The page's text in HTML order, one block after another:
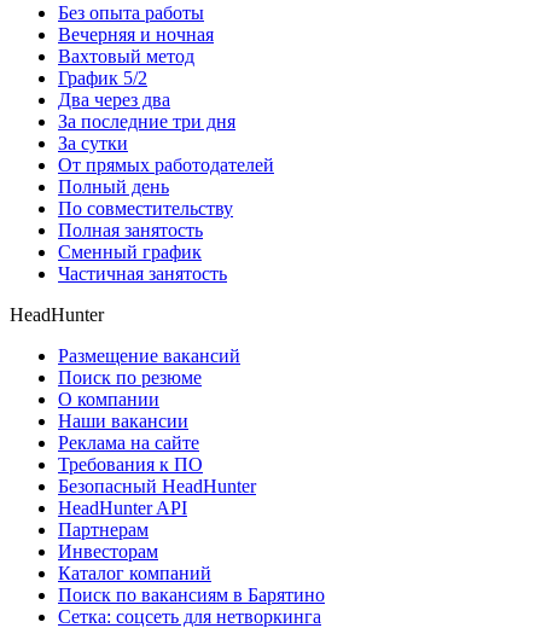
Без опыта работы
Вечерняя и ночная
Вахтовый метод
График 5/2
Два через два
За последние три дня
За сутки
От прямых работодателей
Полный день
По совместительству
Полная занятость
Сменный график
Частичная занятость
HeadHunter
Размещение вакансий
Поиск по резюме
О компании
Наши вакансии
Реклама на сайте
Требования к ПО
Безопасный HeadHunter
HeadHunter API
Партнерам
Инвесторам
Каталог компаний
Поиск по вакансиям в Барятино
Сетка: соцсеть для нетворкинга